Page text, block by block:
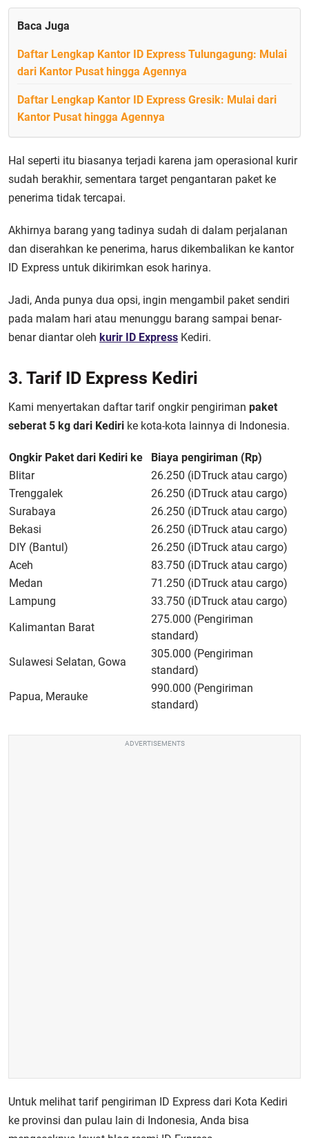
Baca Juga
Daftar Lengkap Kantor ID Express Tulungagung: Mulai
dari Kantor Pusat hingga Agennya
Daftar Lengkap Kantor ID Express Gresik: Mulai dari
Kantor Pusat hingga Agennya
Hal seperti itu biasanya terjadi karena jam operasional kurir
sudah berakhir, sementara target pengantaran paket ke
penerima tidak tercapai.
Akhirnya barang yang tadinya sudah di dalam perjalanan
dan diserahkan ke penerima, harus dikembalikan ke kantor
ID Express untuk dikirimkan esok harinya.
Jadi, Anda punya dua opsi, ingin mengambil paket sendiri
pada malam hari atau menunggu barang sampai benar-
benar diantar oleh kurir ID Express Kediri.
3. Tarif ID Express Kediri
Kami menyertakan daftar tarif ongkir pengiriman paket
seberat 5 kg dari Kediri ke kota-kota lainnya di Indonesia.
Ongkir Paket dari Kediri ke
Biaya pengiriman (Rp)
Blitar
26.250 (iDTruck atau cargo)
Trenggalek
26.250 (iDTruck atau cargo)
Surabaya
26.250 (iDTruck atau cargo)
Bekasi
26.250 (iDTruck atau cargo)
DIY (Bantul)
26.250 (iDTruck atau cargo)
Aceh
83.750 (iDTruck atau cargo)
Medan
71.250 (iDTruck atau cargo)
Lampung
33.750 (iDTruck atau cargo)
Kalimantan Barat
275.000 (Pengiriman
standard)
Sulawesi Selatan, Gowa
305.000 (Pengiriman
standard)
Papua, Merauke
990.000 (Pengiriman
standard)
ADVERTISEMENTS
Untuk melihat tarif pengiriman ID Express dari Kota Kediri
ke provinsi dan pulau lain di Indonesia, Anda bisa